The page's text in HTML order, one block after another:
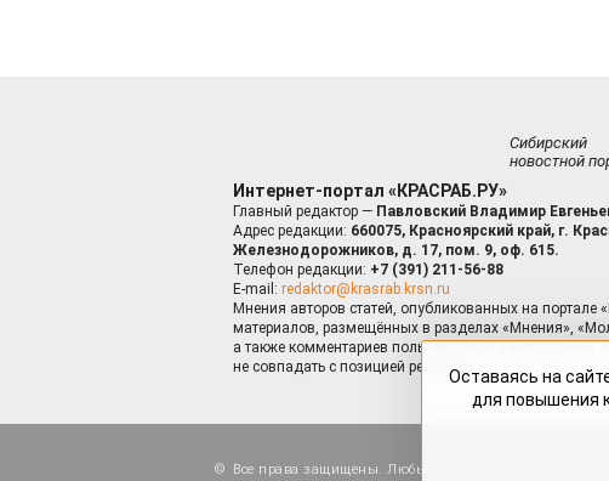
Сибирский
новостной
Интернет-портал «КРАСРАБ.РУ»
Главный редактор — Павловский Владимир
Адрес редакции: 660075, Красноярский край, г.
Железнодорожников, д. 17, пом. 9, оф. 615.
Телефон редакции: +7 (391) 211-56-88
E-mail: redaktor@krasrab.krsn.ru
Мнения авторов статей, опубликованных на портале
материалов, размещённых в разделах «Мнения»,
а также комментариев пользователей к материалам
не совпадать с позицией редакции.
Все права защищены. Любые материалы,
Оставаясь на
для повышения